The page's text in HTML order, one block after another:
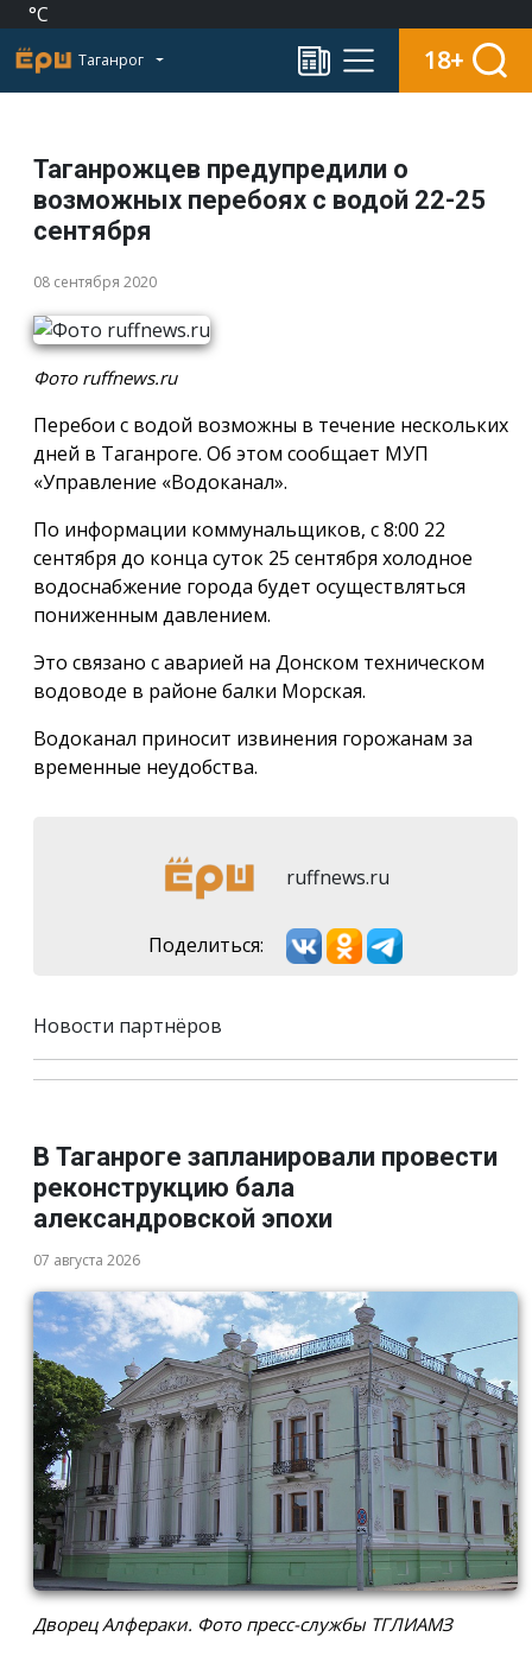
°C
Таганрог 18+
Таганрожцев предупредили о
возможных перебоях с водой 22-25
сентября
08 сентября 2020
Фото ruffnews.ru
Перебои с водой возможны в течение нескольких
дней в Таганроге. Об этом сообщает МУП
«Управление «Водоканал».
По информации коммунальщиков, с 8:00 22
сентября до конца суток 25 сентября холодное
водоснабжение города будет осуществляться
пониженным давлением.
Это связано с аварией на Донском техническом
водоводе в районе балки Морская.
Водоканал приносит извинения горожанам за
временные неудобства.
ruffnews.ru
Поделиться:
Новости партнёров
В Таганроге запланировали провести
реконструкцию бала
александровской эпохи
07 августа 2026
Дворец Алфераки. Фото пресс-службы ТГЛИАМЗ